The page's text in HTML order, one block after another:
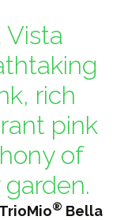
Vista
rich
pink
of
® Bella